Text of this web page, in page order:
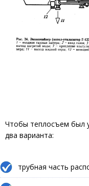
Чтобы теплосъем был
два варианта:
трубная часть